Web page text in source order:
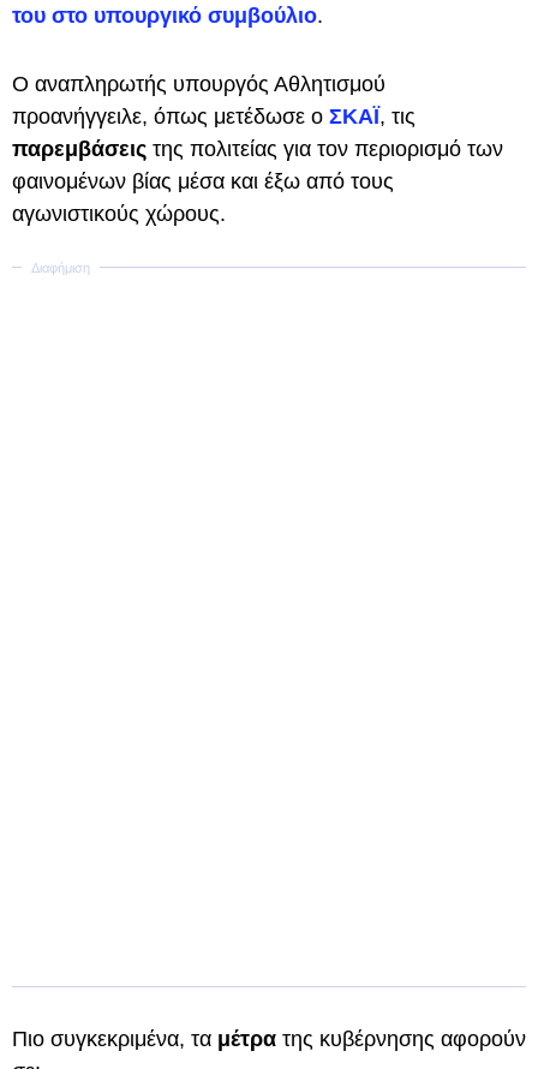
του στο υπουργικό συμβούλιο.
Ο αναπληρωτής υπουργός Αθλητισμού
προανήγγειλε, όπως μετέδωσε ο ΣΚΑΪ, τις
παρεμβάσεις της πολιτείας για τον περιορισμό των
φαινομένων βίας μέσα και έξω από τους
αγωνιστικούς χώρους.
Πιο συγκεκριμένα, τα μέτρα της κυβέρνησης αφορούν